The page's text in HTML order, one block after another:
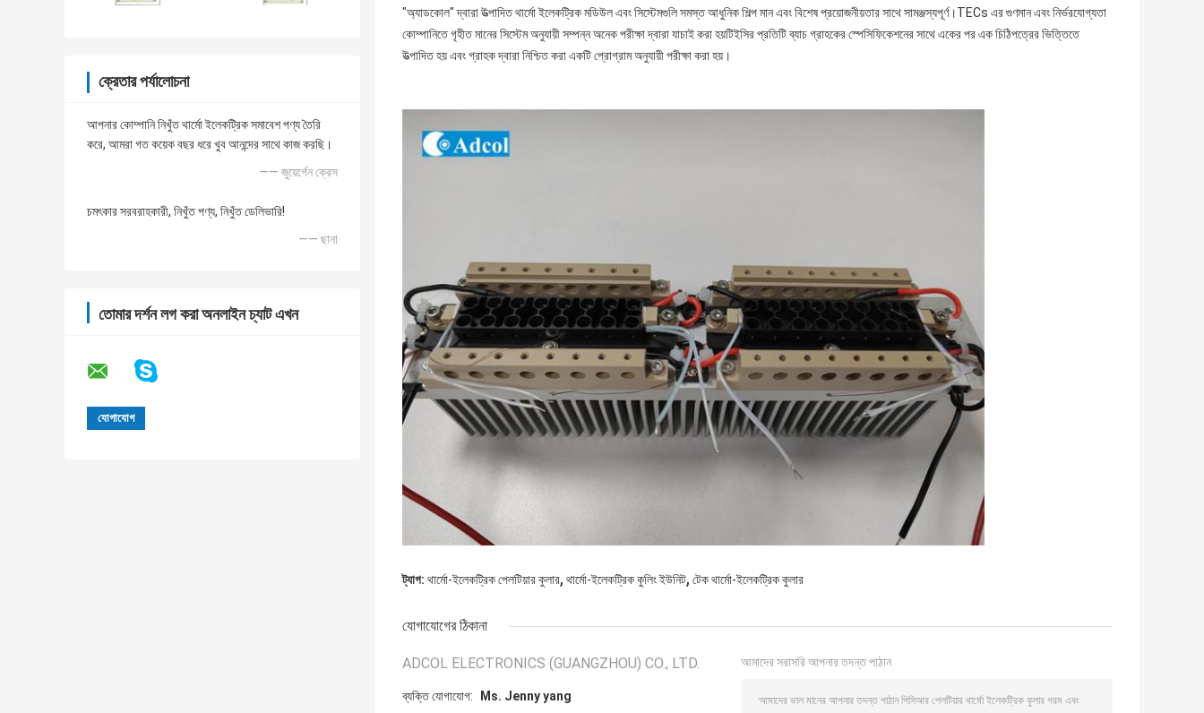
ক্রেতার পর্যালোচনা
আপনার কোম্পানি নিখুঁত থার্মো ইলেকট্রিক সমাবেশ পণ্য তৈরি
করে, আমরা গত কয়েক বছর ধরে খুব আনন্দের সাথে কাজ করছি।
—— জুয়ের্গেন ক্রেস
চমৎকার সরবরাহকারী, নিখুঁত পণ্য, নিখুঁত ডেলিভারি!
—— ছানা
তোমার দর্শন লগ করা অনলাইন চ্যাট এখন
"অ্যাডকোল" দ্বারা উত্পাদিত থার্মো ইলেকট্রিক মডিউল এবং সিস্টেমগুলি সমস্ত আধুনিক শিল্প মান এবং বিশেষ প্রয়োজনীয়তার সাথে সামঞ্জস্যপূর্ণ।TECs এর গুণমান এবং নির্ভরযোগ্যতা
কোম্পানিতে গৃহীত মানের সিস্টেম অনুযায়ী সম্পন্ন অনেক পরীক্ষা দ্বারা যাচাই করা হয়টিইসির প্রতিটি ব্যাচ গ্রাহকের স্পেসিফিকেশনের সাথে একের পর এক চিঠিপত্রের ভিত্তিতে
উত্পাদিত হয় এবং গ্রাহক দ্বারা নিশ্চিত করা একটি প্রোগ্রাম অনুযায়ী পরীক্ষা করা হয়।
ট্যাগ: থার্মো-ইলেকট্রিক পেলটিয়ার কুলার, থার্মো-ইলেকট্রিক কুলিং ইউনিট, টেক থার্মো-ইলেকট্রিক কুলার
যোগাযোগের ঠিকানা
ADCOL ELECTRONICS (GUANGZHOU) CO., LTD.
ব্যক্তি যোগাযোগ:
Ms. Jenny yang
আমাদের সরাসরি আপনার তদন্ত পাঠান